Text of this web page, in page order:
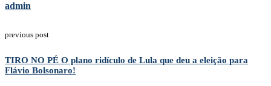
admin
previous post
TIRO NO PÉ O plano ridículo de Lula que deu a eleição para
Flávio Bolsonaro!